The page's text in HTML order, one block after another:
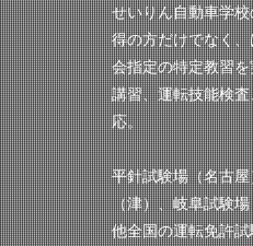
せいりん自動車学
得の方だけでなく
会指定の特定教習
講習、運転技能検
応。
平針試験場（名古
（津）、岐阜試験
他全国の運転免許